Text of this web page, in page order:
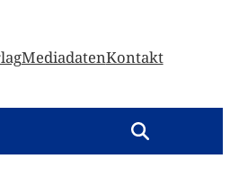
MediadatenKontakt